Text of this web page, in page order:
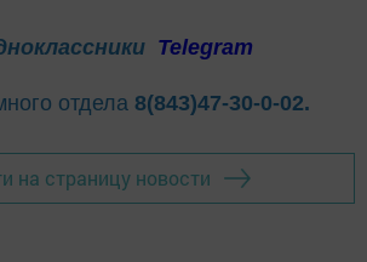
Telegram
отдела 8(843)47-30-0-02.
на страницу новости